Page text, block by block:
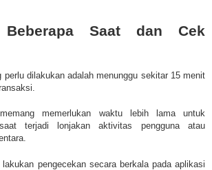
Saat dan Cek
perlu dilakukan adalah menunggu sekitar 15 menit
memerlukan waktu lebih lama untuk
terjadi lonjakan aktivitas pengguna atau
pengecekan secara berkala pada aplikasi